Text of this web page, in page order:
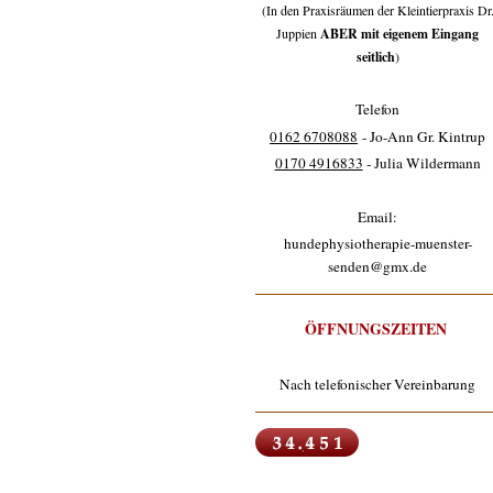
(In den Praxisräumen der Kleintierpraxis Dr.
Juppien ABER mit eigenem Eingang
seitlich)
Telefon
0162 6708088 - Jo-Ann Gr. Kintrup
0170 4916833 - Julia Wildermann
Email:
hundephysiotherapie-muenster-
senden@gmx.de
ÖFFNUNGSZEITEN
Nach telefonischer Vereinbarung